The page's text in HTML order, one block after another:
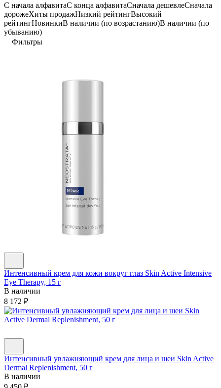
C начала алфавитаС конца алфавитаСначала дешевлеСначала
дорожеХиты продажНизкий рейтингВысокий
рейтингНовинкиВ наличии (по возрастанию)В наличии (по
убыванию)
Фильтры
Интенсивный крем для кожи вокруг глаз Skin Active Intensive
Eye Therapy, 15 г
В наличии
8 172 ₽
Интенсивный увлажняющий крем для лица и шеи Skin Active
Dermal Replenishment, 50 г
В наличии